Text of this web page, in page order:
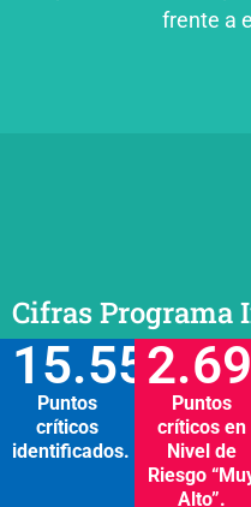
frente a
Cifras Programa
15.552
Puntos
críticos
identificados.
Puntos
críticos en
Nivel de
Riesgo
Alto”.